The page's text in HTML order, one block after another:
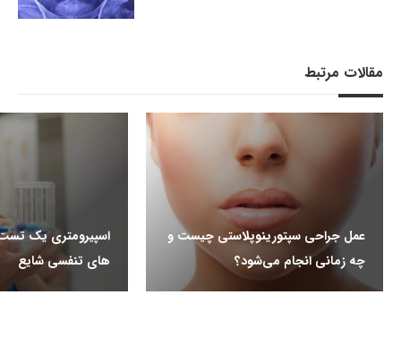
مقالات مرتبط
عمل جراحی سپتورینوپلاستی چیست و
چه زمانی انجام می‌شود؟
اسپیرومتری یک تست
های تنفسی شایع